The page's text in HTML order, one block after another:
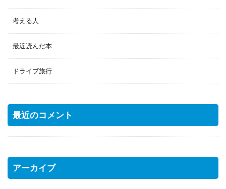
考える人
最近読んだ本
ドライブ旅行
最近のコメント
アーカイブ